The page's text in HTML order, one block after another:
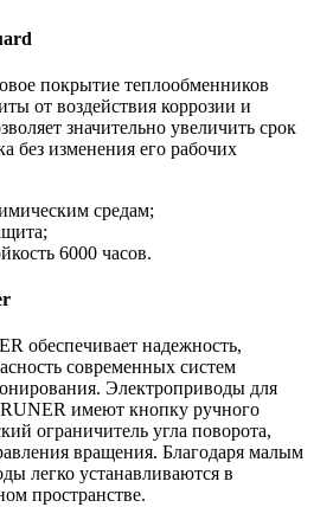
покрытие теплообменников
от воздействия коррозии и
значительно увеличить срок
без изменения его рабочих
средам;
6000 часов.
обеспечивает надежность,
современных систем
Электроприводы для
имеют кнопку ручного
ограничитель угла поворота,
вращения. Благодаря малым
легко устанавливаются в
пространстве.